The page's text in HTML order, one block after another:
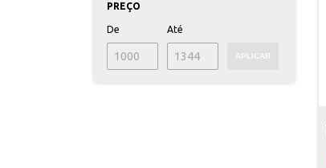
PREÇO
De Até
APLICAR